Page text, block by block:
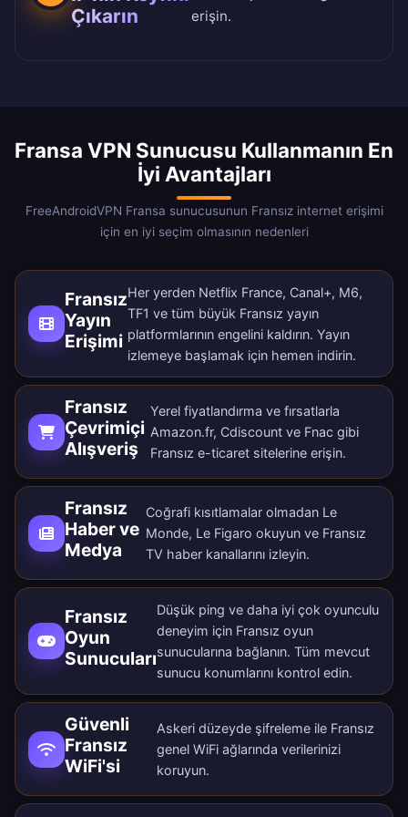
Çıkarın
erişin.
Fransa VPN Sunucusu Kullanmanın En
İyi Avantajları
FreeAndroidVPN Fransa sunucusunun Fransız internet erişimi
için en iyi seçim olmasının nedenleri
Fransız
Yayın
Erişimi
Her yerden Netflix France, Canal+, M6,
TF1 ve tüm büyük Fransız yayın
platformlarının engelini kaldırın. Yayın
izlemeye başlamak için hemen indirin.
Fransız
Çevrimiçi
Alışveriş
Yerel fiyatlandırma ve fırsatlarla
Amazon.fr, Cdiscount ve Fnac gibi
Fransız e-ticaret sitelerine erişin.
Fransız
Haber ve
Medya
Coğrafi kısıtlamalar olmadan Le
Monde, Le Figaro okuyun ve Fransız
TV haber kanallarını izleyin.
Fransız
Oyun
Sunucuları
Düşük ping ve daha iyi çok oyunculu
deneyim için Fransız oyun
sunucularına bağlanın. Tüm mevcut
sunucu konumlarını kontrol edin.
Güvenli
Fransız
WiFi'si
Askeri düzeyde şifreleme ile Fransız
genel WiFi ağlarında verilerinizi
koruyun.